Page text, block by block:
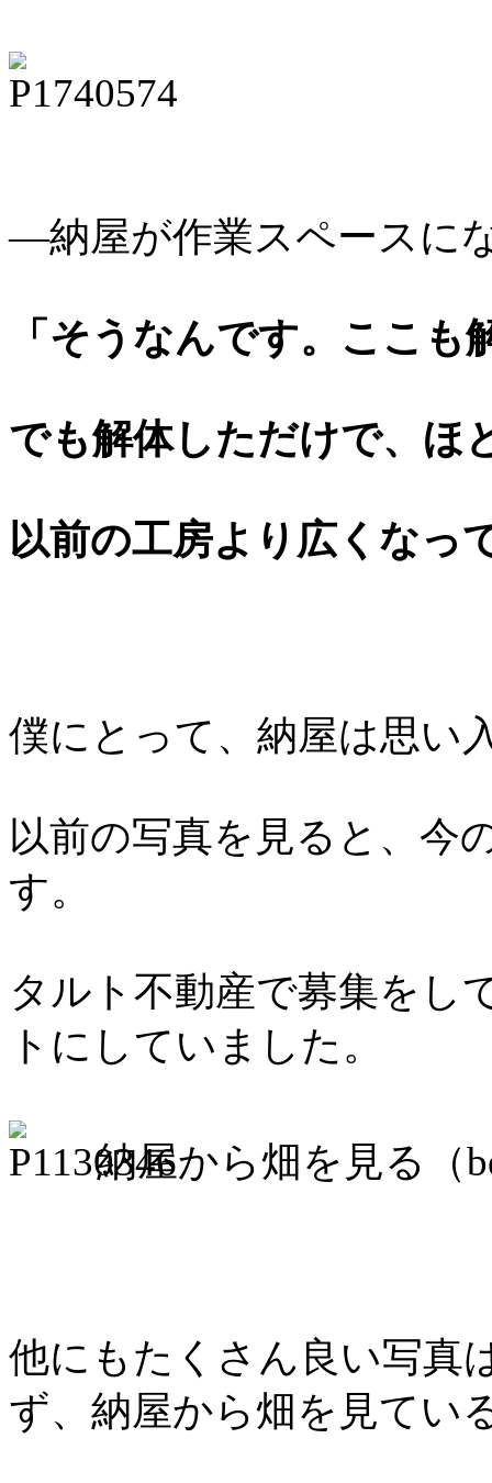
―納屋が作業スペースに
「そうなんです。 ここも
でも解体しただけで、ほ
以前の工房より広くなっ
僕にとって、納屋は思い
以前の写真を見ると、今
す。
タルト不動産で募集をし
トにしていました。
納屋から畑を見る（
他にもたくさん良い写真
ず、納屋から畑を見てい